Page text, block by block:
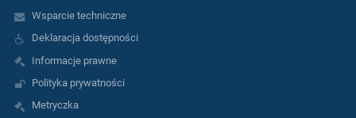
Wsparcie techniczne
Deklaracja dostępności
Informacje prawne
Polityka prywatności
Metryczka